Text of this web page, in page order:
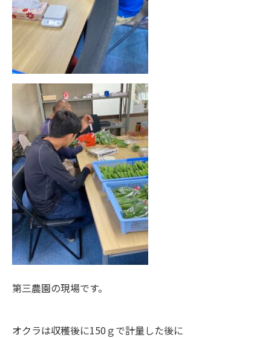
第三農園の現場です。
オクラは収穫後に150ｇで計量した後に